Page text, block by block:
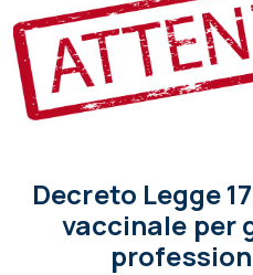
Decreto Legge
vaccinale per